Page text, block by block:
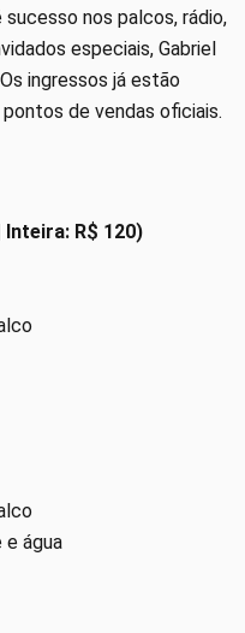
sucesso nos palcos, rádio,
especiais, Gabriel
ingressos já estão
de vendas oficiais.
Inteira: R$ 120)
e água